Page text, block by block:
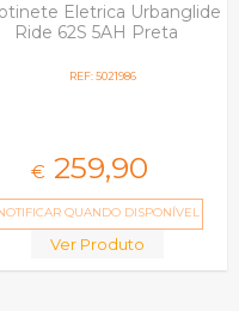
Eletrica Urbanglide
Ride 62S 5AH Preta
REF: 5021986
€ 259,90
QUANDO DISPONÍVEL
Ver Produto